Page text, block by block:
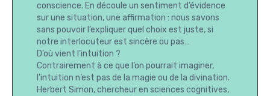
conscience. En découle un sentiment d’évidence
sur une situation, une affirmation : nous savons
sans pouvoir l’expliquer quel choix est juste, si
notre interlocuteur est sincère ou pas…
D’où vient l’intuition ?
Contrairement à ce que l’on pourrait imaginer,
l’intuition n’est pas de la magie ou de la divination.
Herbert Simon, chercheur en sciences cognitives,